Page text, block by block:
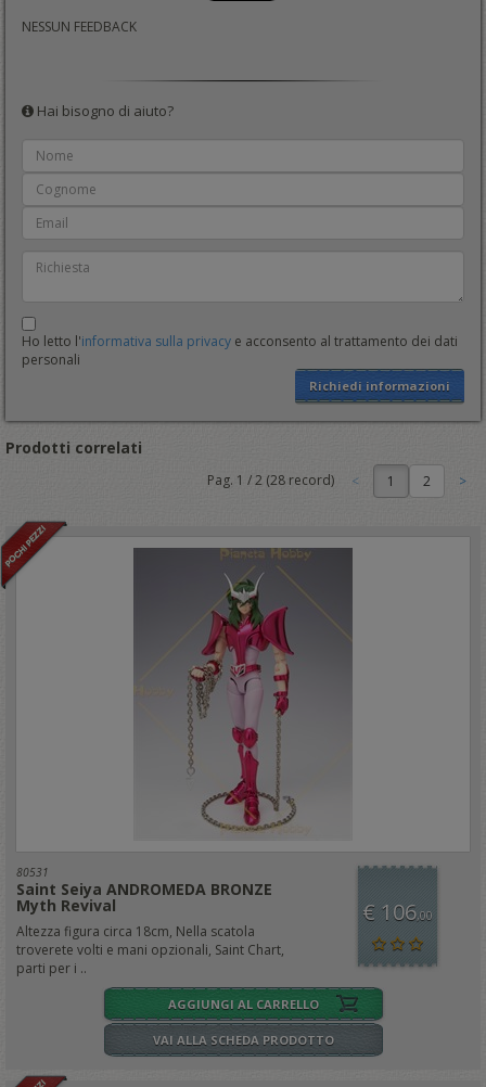
NESSUN FEEDBACK
Hai bisogno di aiuto?
Ho letto l'informativa sulla privacy e acconsento al trattamento dei dati
personali
Richiedi informazioni
Prodotti correlati
Pag. 1 /2 (28 record) 1
80531
Saint Seiya ANDROMEDA BRONZE
Myth Revival
Altezza figura circa 18cm, Nella scatola
troverete volti e mani opzionali, Saint Chart,
parti per i ..
€ 106,00
AGGIUNGI AL CARRELLO
VAI ALLA SCHEDA PRODOTTO